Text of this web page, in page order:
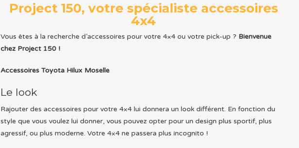
Project 150, votre spécialiste accessoires
4x4
Vous êtes à la recherche d’accessoires pour votre 4×4 ou votre pick-up ? Bienvenue
chez Project 150 !
Accessoires Toyota Hilux Moselle
Le look
Rajouter des accessoires pour votre 4×4 lui donnera un look différent. En fonction du
style que vous voulez lui donner, vous pouvez opter pour un design plus sportif, plus
agressif, ou plus moderne. Votre 4×4 ne passera plus incognito !